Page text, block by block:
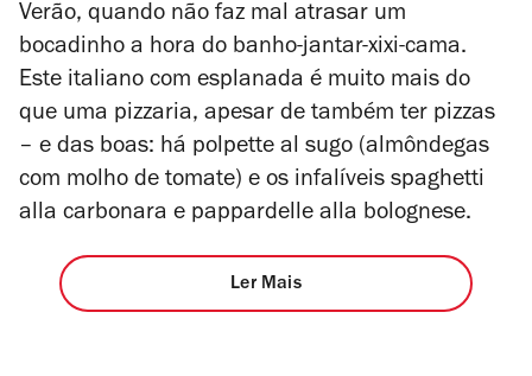
Verão, quando não faz mal atrasar um
bocadinho a hora do banho-jantar-xixi-cama.
Este italiano com esplanada é muito mais do
que uma pizzaria, apesar de também ter pizzas
– e das boas: há polpette al sugo (almôndegas
com molho de tomate) e os infalíveis spaghetti
alla carbonara e pappardelle alla bolognese.
Ler Mais